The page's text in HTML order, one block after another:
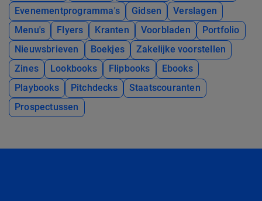
Evenementprogramma's
Gidsen
Verslagen
Menu's
Flyers Kranten Voorbladen
Portfolio
Nieuwsbrieven
Boekjes
Zakelijke voorstellen
Zines
Lookbooks Flipbooks
Ebooks
Playbooks
Pitchdecks
Staatscouranten
Prospectussen